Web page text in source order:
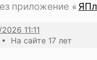
приложение
На сайте 17 лет